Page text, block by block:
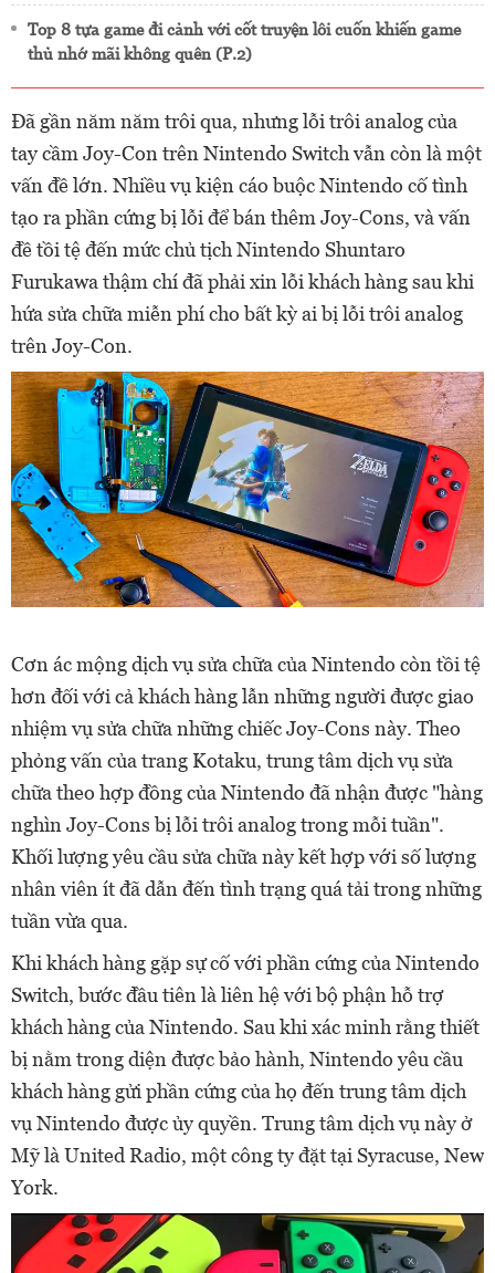
Top 8 tựa game đi cảnh với cốt truyện lôi cuốn khiến game
thủ nhớ mãi không quên (P.2)
Đã gần năm năm trôi qua, nhưng lỗi trôi analog của
tay cầm Joy-Con trên Nintendo Switch vẫn còn là một
vấn đề lớn. Nhiều vụ kiện cáo buộc Nintendo cố tình
tạo ra phần cứng bị lỗi để bán thêm Joy-Cons, và vấn
đề tồi tệ đến mức chủ tịch Nintendo Shuntaro
Furukawa thậm chí đã phải xin lỗi khách hàng sau khi
hứa sửa chữa miễn phí cho bất kỳ ai bị lỗi trôi analog
trên Joy-Con.
Cơn ác mộng dịch vụ sửa chữa của Nintendo còn tồi tệ
hơn đối với cả khách hàng lẫn những người được giao
nhiệm vụ sửa chữa những chiếc Joy-Cons này. Theo
phỏng vấn của trang Kotaku, trung tâm dịch vụ sửa
chữa theo hợp đồng của Nintendo đã nhận được "hàng
nghìn Joy-Cons bị lỗi trôi analog trong mỗi tuần".
Khối lượng yêu cầu sửa chữa này kết hợp với số lượng
nhân viên ít đã dẫn đến tình trạng quá tải trong những
tuần vừa qua.
Khi khách hàng gặp sự cố với phần cứng của Nintendo
Switch, bước đầu tiên là liên hệ với bộ phận hỗ trợ
khách hàng của Nintendo. Sau khi xác minh rằng thiết
bị nằm trong diện được bảo hành, Nintendo yêu cầu
khách hàng gửi phần cứng của họ đến trung tâm dịch
vụ Nintendo được ủy quyền. Trung tâm dịch vụ này ở
Mỹ là United Radio, một công ty đặt tại Syracuse, New
York.